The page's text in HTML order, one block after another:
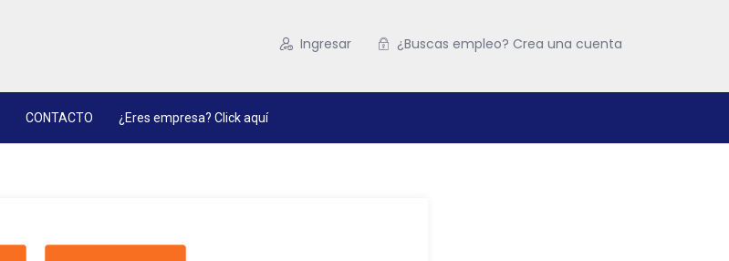
Ingresar ¿Buscas empleo? Crea una cuenta
CONTACTO ¿Eres empresa? Click aquí